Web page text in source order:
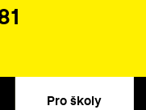
Pro školy